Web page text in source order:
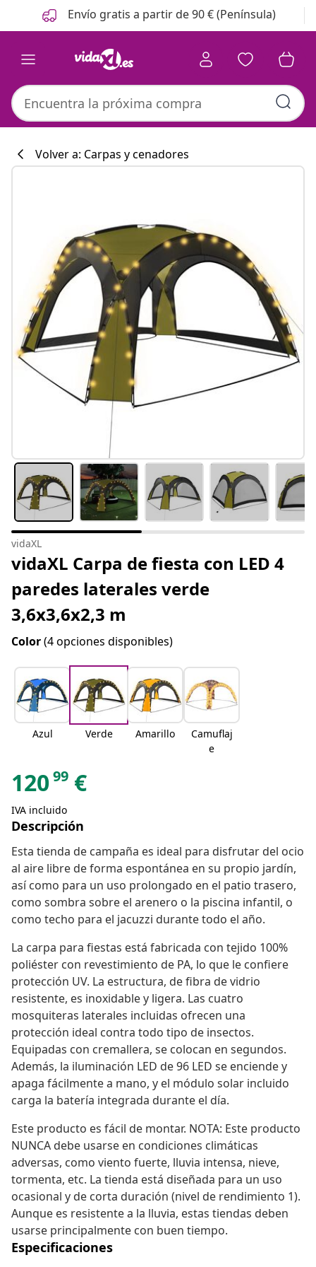
Anterior
Siguiente Envío gratis a partir de 90 € (Península)
#sharemevidaxl
Volver a: Carpas y cenadores
vidaXL
vidaXL Carpa de fiesta con LED 4
paredes laterales verde
3,6x3,6x2,3 m
Color(4 opciones disponibles)
Azul Verde Amarillo
Camuflaj
e
12099 €
IVA incluido
Descripción
Esta tienda de campaña es ideal para disfrutar del ocio
al aire libre de forma espontánea en su propio jardín,
así como para un uso prolongado en el patio trasero,
como sombra sobre el arenero o la piscina infantil, o
como techo para el jacuzzi durante todo el año.
La carpa para fiestas está fabricada con tejido 100%
poliéster con revestimiento de PA, lo que le confiere
protección UV. La estructura, de fibra de vidrio
resistente, es inoxidable y ligera. Las cuatro
mosquiteras laterales incluidas ofrecen una
protección ideal contra todo tipo de insectos.
Equipadas con cremallera, se colocan en segundos.
Además, la iluminación LED de 96 LED se enciende y
apaga fácilmente a mano, y el módulo solar incluido
carga la batería integrada durante el día.
Este producto es fácil de montar. NOTA: Este producto
NUNCA debe usarse en condiciones climáticas
adversas, como viento fuerte, lluvia intensa, nieve,
tormenta, etc. La tienda está diseñada para un uso
ocasional y de corta duración (nivel de rendimiento 1).
Aunque es resistente a la lluvia, estas tiendas deben
usarse principalmente con buen tiempo.
Especificaciones